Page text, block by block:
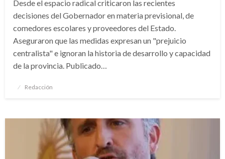
Desde el espacio radical criticaron las recientes
decisiones del Gobernador en materia previsional, de
comedores escolares y proveedores del Estado.
Aseguraron que las medidas expresan un "prejuicio
centralista" e ignoran la historia de desarrollo y capacidad
de la provincia. Publicado…
Publicado
Redacción